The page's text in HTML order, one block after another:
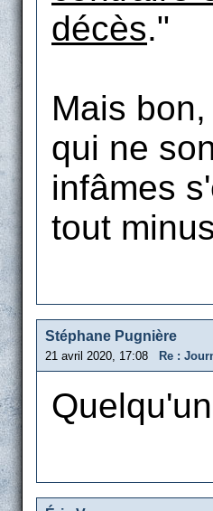
décès."
Mais
qui ne
infâmes
tout
Stéphane Pugnière
21 avril 2020, 17:08 Re :